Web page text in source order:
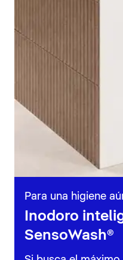
Para una higiene
Inodoro
SensoWash®